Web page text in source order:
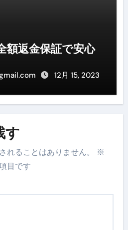
額返金保証で安心
12月 15, 2023
す
れることはありません。
※
目です